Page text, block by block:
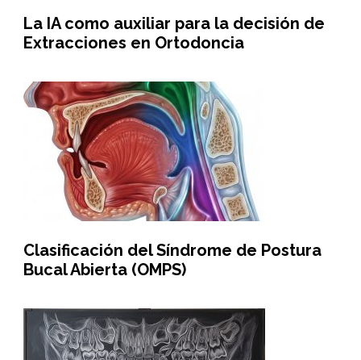
La IA como auxiliar para la decisión de
Extracciones en Ortodoncia
Clasificación del Síndrome de Postura
Bucal Abierta (OMPS)